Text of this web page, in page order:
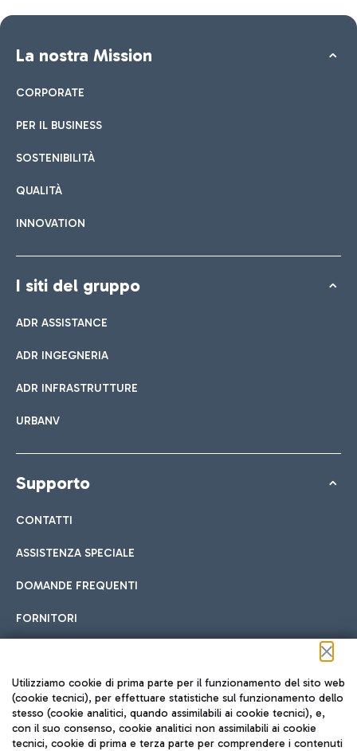
La nostra Mission
CORPORATE
PER IL BUSINESS
SOSTENIBILITÀ
QUALITÀ
INNOVATION
I siti del gruppo
ADR ASSISTANCE
ADR INGEGNERIA
ADR INFRASTRUTTURE
URBANV
Supporto
CONTATTI
ASSISTENZA SPECIALE
DOMANDE FREQUENTI
FORNITORI
Seguici sui social
Utilizziamo cookie di prima parte per il funzionamento del sito web
(cookie tecnici), per effettuare statistiche sul funzionamento dello
stesso (cookie analitici, quando assimilabili ai cookie tecnici), e,
con il suo consenso, cookie analitici non assimilabili ai cookie
tecnici, cookie di prima e terza parte per comprendere i contenuti